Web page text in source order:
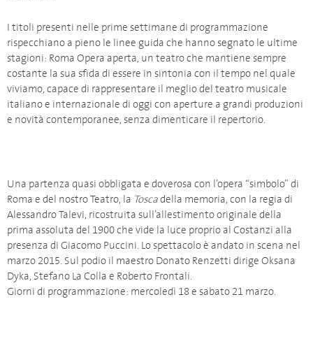
I titoli presenti nelle prime settimane di programmazione
rispecchiano a pieno le linee guida che hanno segnato le ultime
stagioni: Roma Opera aperta, un teatro che mantiene sempre
costante la sua sfida di essere in sintonia con il tempo nel quale
viviamo, capace di rappresentare il meglio del teatro musicale
italiano e internazionale di oggi con aperture a grandi produzioni
e novità contemporanee, senza dimenticare il repertorio.
Una partenza quasi obbligata e doverosa con l’opera “simbolo” di
Roma e del nostro Teatro, la Toscadella memoria, con la regia di
Alessandro Talevi, ricostruita sull’allestimento originale della
prima assoluta del 1900 che vide la luce proprio al Costanzi alla
presenza di Giacomo Puccini. Lo spettacolo è andato in scena nel
marzo 2015. Sul podio il maestro Donato Renzetti dirige Oksana
Dyka, Stefano La Colla e Roberto Frontali.
Giorni di programmazione: mercoledì 18 e sabato 21 marzo.